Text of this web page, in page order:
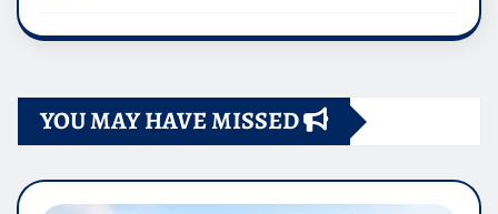
YOU MAY HAVE MISSED